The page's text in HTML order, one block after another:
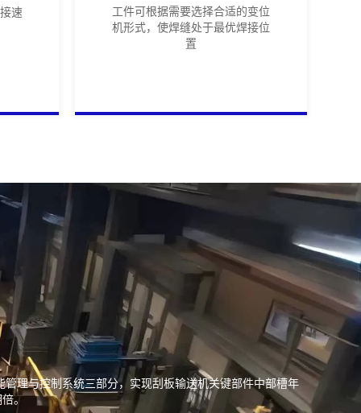
速
工件可根据需要选择合适的变位
机形式，使焊缝处于最优焊接位
置
理与控制系统三部分，实现刮板输送机关键部件中部槽年
。